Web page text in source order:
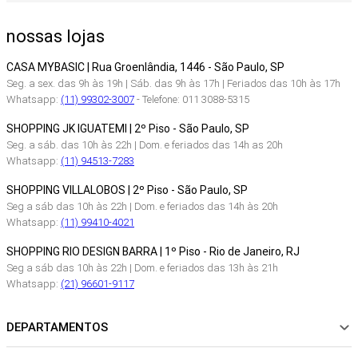
nossas lojas
CASA MYBASIC | Rua Groenlândia, 1446 - São Paulo, SP
Seg. a sex. das 9h às 19h | Sáb. das 9h às 17h | Feriados das 10h às 17h
Whatsapp: (11) 99302-3007- Telefone: 011 3088-5315
SHOPPING JK IGUATEMI | 2º Piso - São Paulo, SP
Seg. a sáb. das 10h às 22h | Dom. e feriados das 14h as 20h
Whatsapp: (11) 94513-7283
SHOPPING VILLALOBOS | 2º Piso - São Paulo, SP
Seg a sáb das 10h às 22h | Dom. e feriados das 14h às 20h
Whatsapp: (11) 99410-4021
SHOPPING RIO DESIGN BARRA | 1º Piso - Rio de Janeiro, RJ
Seg a sáb das 10h às 22h | Dom. e feriados das 13h às 21h
Whatsapp: (21) 96601-9117
DEPARTAMENTOS